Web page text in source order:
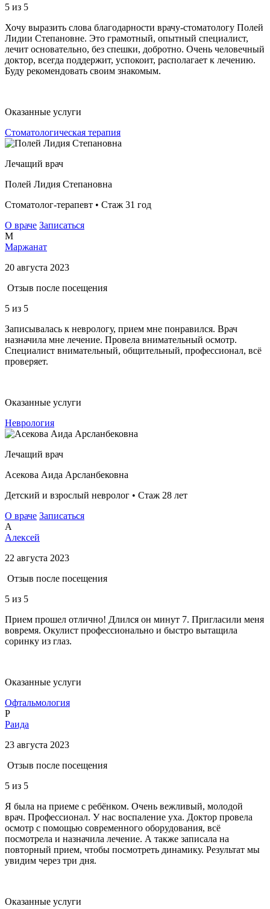
5 из 5
Хочу выразить слова благодарности врачу-стоматологу Полей
Лидии Степановне. Это грамотный, опытный специалист,
лечит основательно, без спешки, добротно. Очень человечный
доктор, всегда поддержит, успокоит, располагает к лечению.
Буду рекомендовать своим знакомым.
Оказанные услуги
Стоматологическая терапия
Лечащий врач
Полей Лидия Степановна
Стоматолог-терапевт • Стаж 31 год
О враче Записаться
М
Маржанат
20 августа 2023
Отзыв после посещения
5 из 5
Записывалась к неврологу, прием мне понравился. Врач
назначила мне лечение. Провела внимательный осмотр.
Специалист внимательный, общительный, профессионал, всё
проверяет.
Оказанные услуги
Неврология
Лечащий врач
Асекова Аида Арсланбековна
Детский и взрослый невролог • Стаж 28 лет
О враче Записаться
А
Алексей
22 августа 2023
Отзыв после посещения
5 из 5
Прием прошел отлично! Длился он минут 7. Пригласили меня
вовремя. Окулист профессионально и быстро вытащила
соринку из глаз.
Оказанные услуги
Офтальмология
Р
Раида
23 августа 2023
Отзыв после посещения
5 из 5
Я была на приеме с ребёнком. Очень вежливый, молодой
врач. Профессионал. У нас воспаление уха. Доктор провела
осмотр с помощью современного оборудования, всё
посмотрела и назначила лечение. А также записала на
повторный прием, чтобы посмотреть динамику. Результат мы
увидим через три дня.
Оказанные услуги